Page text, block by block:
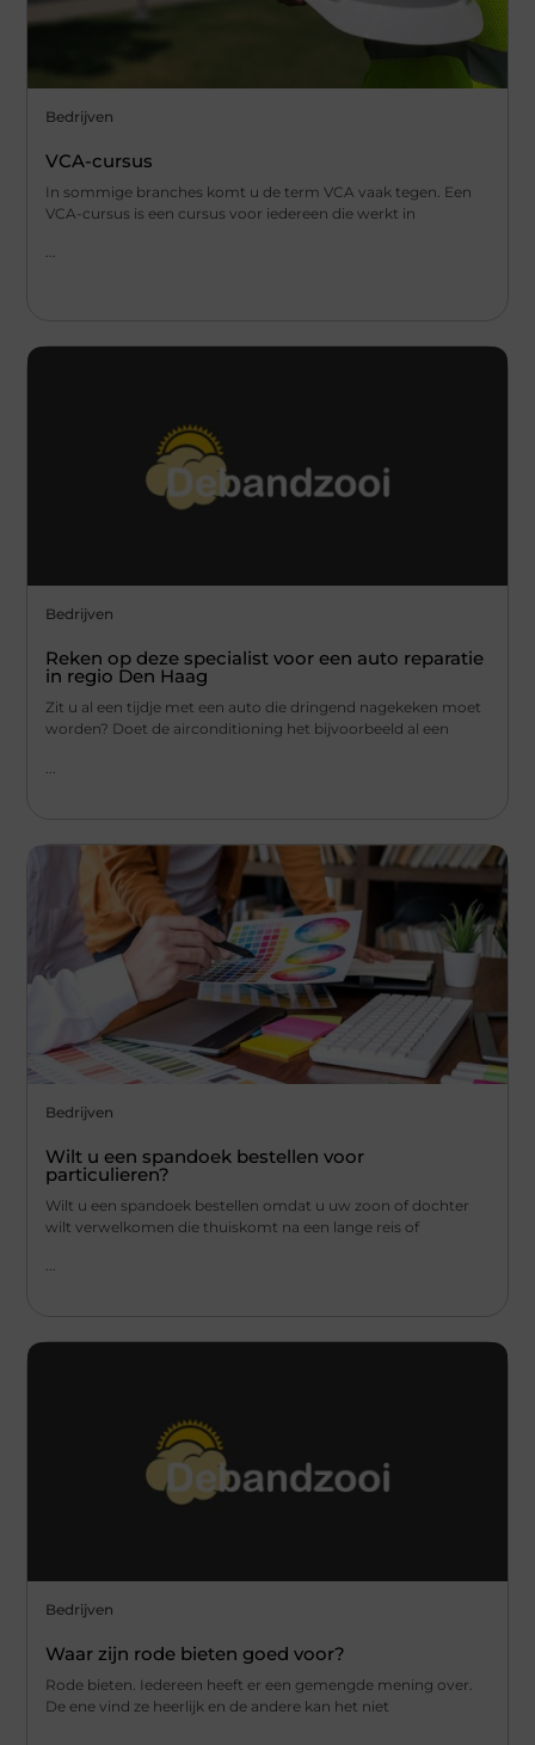
Bedrijven
VCA-cursus
In sommige branches komt u de term VCA vaak tegen. Een
VCA-cursus is een cursus voor iedereen die werkt in
...
Bedrijven
Reken op deze specialist voor een auto reparatie
in regio Den Haag
Zit u al een tijdje met een auto die dringend nagekeken moet
worden? Doet de airconditioning het bijvoorbeeld al een
Bedrijven
Wilt u een spandoek bestellen voor
particulieren?
Wilt u een spandoek bestellen omdat u uw zoon of dochter
wilt verwelkomen die thuiskomt na een lange reis of
Bedrijven
Waar zijn rode bieten goed voor?
Rode bieten. Iedereen heeft er een gemengde mening over.
De ene vind ze heerlijk en de andere kan het niet